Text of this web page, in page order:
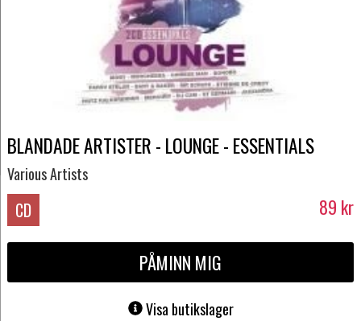
BLANDADE ARTISTER - LOUNGE - ESSENTIALS
Various Artists
CD 89 kr
PÅMINN MIG
Visa butikslager